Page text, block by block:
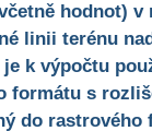
hodnot) v
linii terénu
k výpočtu
formátu s
do